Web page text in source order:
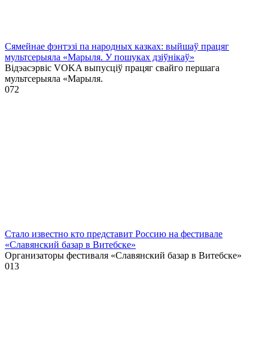
Сямейнае фэнтэзі па народных казках: выйшаў працяг
мультсерыяла «Марыля. У пошуках дзіўнікаў»
Відэасэрвіс VOKA выпусціў працяг свайго першага
мультсерыяла «Марыля.
072
Стало известно кто представит Россию на фестивале
«Славянский базар в Витебске»
Организаторы фестиваля «Славянский базар в Витебске»
013